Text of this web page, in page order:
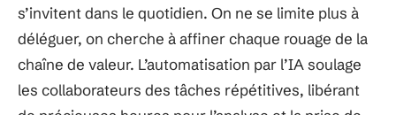
s’invitent dans le quotidien. On ne se limite plus à
déléguer, on cherche à affiner chaque rouage de la
chaîne de valeur. L’automatisation par l’IA soulage
les collaborateurs des tâches répétitives, libérant